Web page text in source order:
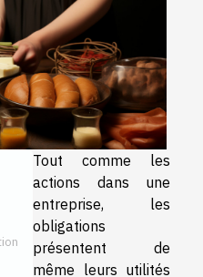
Tout comme les
actions dans une
entreprise, les
obligations
présentent de
même leurs utilités